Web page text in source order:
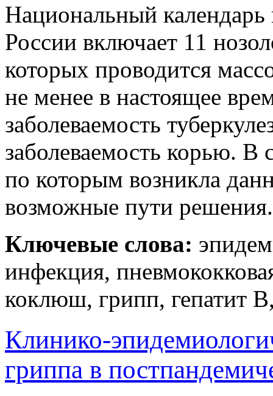
Национальный
России включает 11
которых проводится
не менее в настоящее
заболеваемость
заболеваемость корью. В
по которым возникла
возможные пути решения.
Ключевые слова:
инфекция,
коклюш, грипп, гепатит
Клинико-
гриппа в